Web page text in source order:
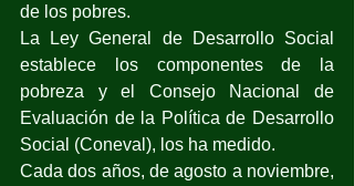
de los pobres.
La Ley General de Desarrollo Social
establece los componentes de la
pobreza y el Consejo Nacional de
Evaluación de la Política de Desarrollo
Social (Coneval), los ha medido.
Cada dos años, de agosto a noviembre,